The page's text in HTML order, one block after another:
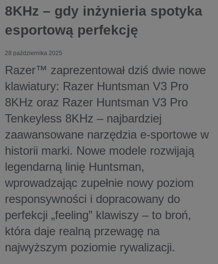
8KHz – gdy inżynieria spotyka
esportową perfekcję
28 października 2025
Razer™ zaprezentował dziś dwie nowe
klawiatury: Razer Huntsman V3 Pro
8KHz oraz Razer Huntsman V3 Pro
Tenkeyless 8KHz – najbardziej
zaawansowane narzędzia e-sportowe w
historii marki. Nowe modele rozwijają
legendarną linię Huntsman,
wprowadzając zupełnie nowy poziom
responsywności i dopracowany do
perfekcji „feeling” klawiszy – to broń,
która daje realną przewagę na
najwyższym poziomie rywalizacji.